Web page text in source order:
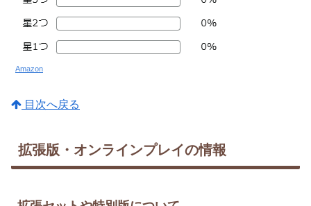
Amazon
目次へ戻る
拡張版・オンラインプレイの情報